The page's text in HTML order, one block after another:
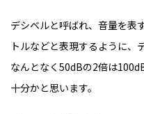
デシベルと呼ばれ、音量を表
トルなどと表現するように、
なんとなく50dBの2倍は
十分かと思います。